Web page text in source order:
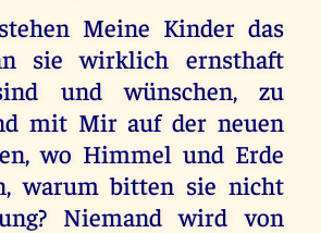
Meine Kinder das
sie wirklich ernsthaft
und wünschen, zu
mit Mir auf der neuen
wo Himmel und Erde
warum bitten sie nicht
Niemand wird von